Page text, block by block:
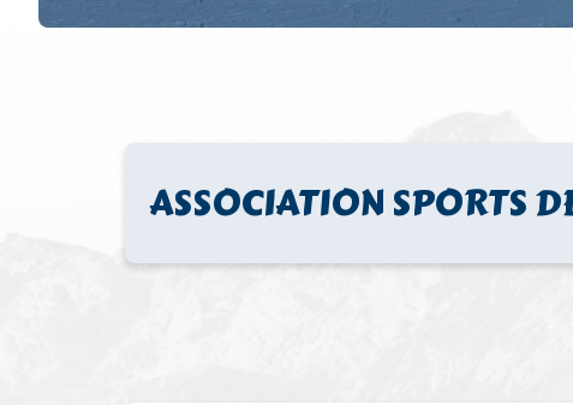
ASSOCIATION SPORTS